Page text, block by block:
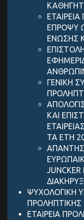
ΕΠΡΟΨΥ
ΕΝΩΣΗΣ
ΓΕΝΙΚΗ
KAI
ΤΑ ΕΤΗ
ΨΥΧΟΛΟΓΙΚΗ
ΠΡΟΛΗΠΤΙΚΗΣ
ΕΤΑΙΡΕΙΑ